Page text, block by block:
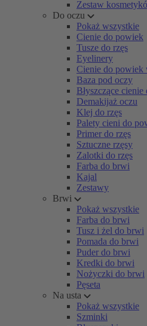
Zestaw
Do oczu
Pokaż wszystkie
Cienie do powiek
Tusze do rzęs
Eyelinery
Cienie do powiek
Baza pod oczy
Błyszczące
Demakijaż oczu
Klej do rzęs
Palety cieni do
Primer do rzęs
Sztuczne rzęsy
Zalotki do rzęs
Farba do brwi
Kajal
Zestawy
Brwi
Pokaż wszystkie
Farba do brwi
Tusz i żel do brwi
Pomada do brwi
Puder do brwi
Kredki do brwi
Nożyczki do brwi
Pęseta
Na usta
Pokaż wszystkie
Szminki